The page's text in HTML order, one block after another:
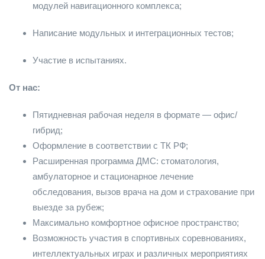
модулей навигационного комплекса;
Написание модульных и интеграционных тестов;
Участие в испытаниях.
От нас:
Пятидневная рабочая неделя в формате — офис/
гибрид;
Оформление в соответствии с ТК РФ;
Расширенная программа ДМС: стоматология,
амбулаторное и стационарное лечение
обследования, вызов врача на дом и страхование при
выезде за рубеж;
Максимально комфортное офисное пространство;
Возможность участия в спортивных соревнованиях,
интеллектуальных играх и различных мероприятиях